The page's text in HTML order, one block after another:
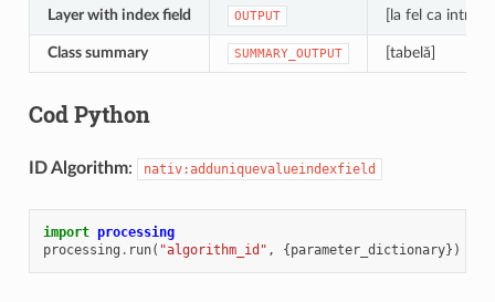
Layer with index field OUTPUT [la fel ca
Class summary SUMMARY_OUTPUT [tabelă]
Cod Python
ID Algorithm: nativ:adduniquevalueindexfield
import processing
processing . run( "algorithm_id" , {parameter_dictionary})